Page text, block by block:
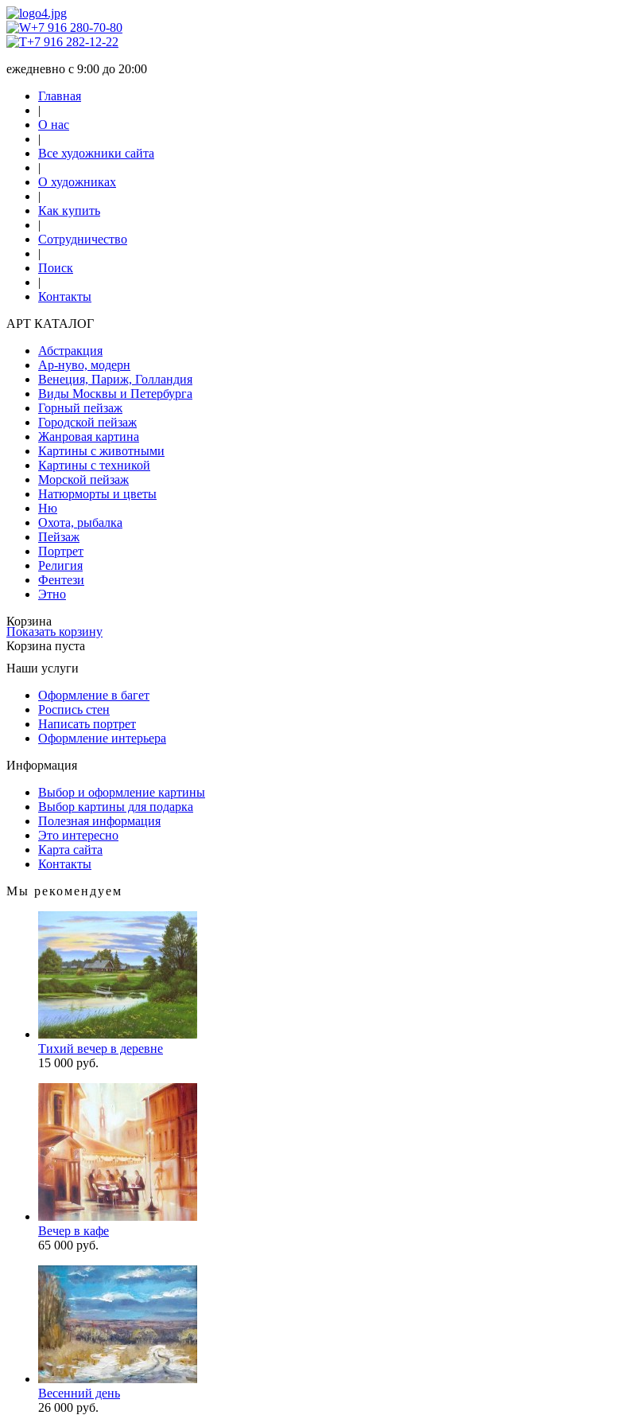
+7 916 280-70-80
+7 916 282-12-22
ежедневно с 9:00 до 20:00
Главная
|
О нас
|
Все художники сайта
|
О художниках
|
Как купить
|
Сотрудничество
|
Поиск
|
Контакты
АРТ КАТАЛОГ
Абстракция
Ар-нуво, модерн
Венеция, Париж, Голландия
Виды Москвы и Петербурга
Горный пейзаж
Городской пейзаж
Жанровая картина
Картины с животными
Картины с техникой
Морской пейзаж
Натюрморты и цветы
Ню
Охота, рыбалка
Пейзаж
Портрет
Религия
Фентези
Этно
Корзина
Показать корзину
Корзина пуста
Наши услуги
Оформление в багет
Роспись стен
Написать портрет
Оформление интерьера
Информация
Выбор и оформление картины
Выбор картины для подарка
Полезная информация
Это интересно
Карта сайта
Контакты
Мы рекомендуем
Тихий вечер в деревне
15 000 руб.
Вечер в кафе
65 000 руб.
Весенний день
26 000 руб.